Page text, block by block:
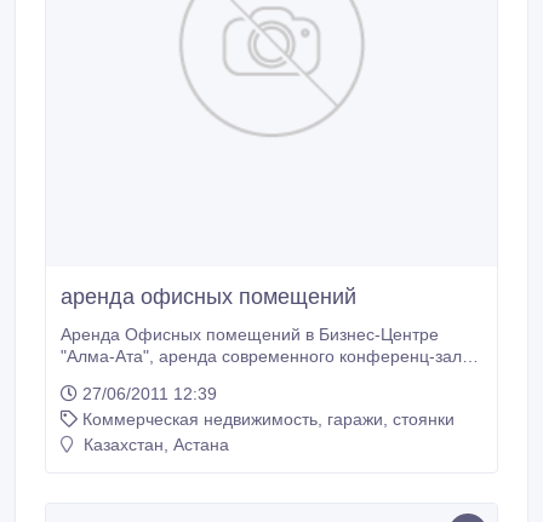
аренда офисных помещений
Аренда Офисных помещений в Бизнес-Центре
"Алма-Ата", аренда современного конференц-зала.
-БЕСПЛАТНО..
27/06/2011 12:39
Коммерческая недвижимость, гаражи, стоянки
Казахстан, Астана